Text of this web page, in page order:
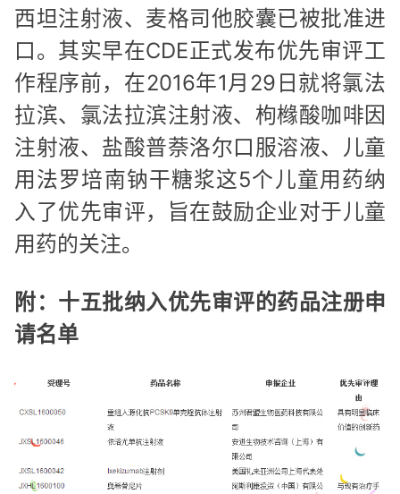
西坦注射液、麦格司他胶囊已被批准进
口。其实早在CDE正式发布优先审评工
作程序前，在2016年1月29日就将氯法
拉滨、氯法拉滨注射液、枸橼酸咖啡因
注射液、盐酸普萘洛尔口服溶液、儿童
用法罗培南钠干糖浆这5个儿童用药纳
入了优先审评，旨在鼓励企业对于儿童
用药的关注。
附：十五批纳入优先审评的药品注册申
请名单